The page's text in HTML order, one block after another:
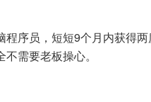
序员，短短9个月内获得
需要老板操心。